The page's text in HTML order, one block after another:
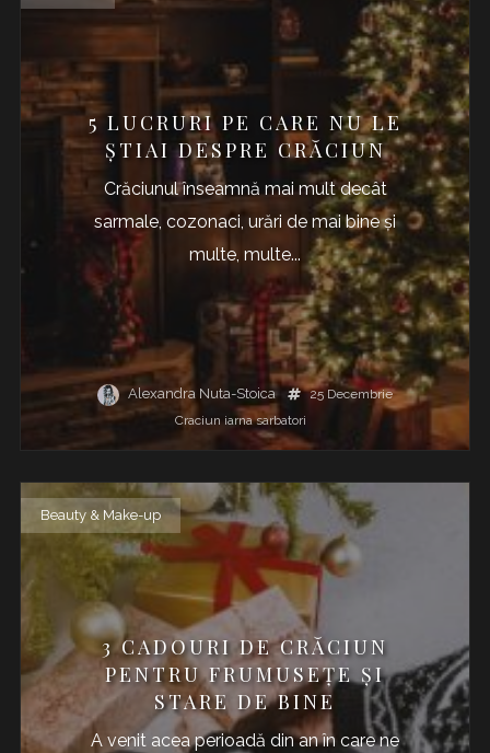
5 LUCRURI PE CARE NU LE
ȘTIAI DESPRE CRĂCIUN
Crăciunul înseamnă mai mult decât
sarmale, cozonaci, urări de mai bine și
multe, multe...
Alexandra Nuta-Stoica
25 Decembrie
Craciun iarna sarbatori
Beauty & Make-up
3 CADOURI DE CRĂCIUN
PENTRU FRUMUSEȚE ȘI
STARE DE BINE
A venit acea perioadă din an în care ne